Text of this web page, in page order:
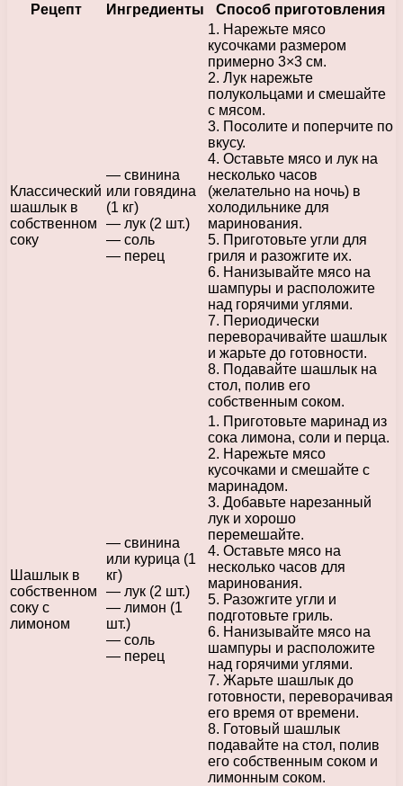
Рецепт Ингредиенты Способ приготовления
Классический
шашлык в
собственном
соку
— свинина
или говядина
(1 кг)
— лук (2 шт.)
— соль
— перец
1. Нарежьте мясо
кусочками размером
примерно 3×3 см.
2. Лук нарежьте
полукольцами и смешайте
с мясом.
3. Посолите и поперчите по
вкусу.
4. Оставьте мясо и лук на
несколько часов
(желательно на ночь) в
холодильнике для
маринования.
5. Приготовьте угли для
гриля и разожгите их.
6. Нанизывайте мясо на
шампуры и расположите
над горячими углями.
7. Периодически
переворачивайте шашлык
и жарьте до готовности.
8. Подавайте шашлык на
стол, полив его
собственным соком.
Шашлык в
собственном
соку с
лимоном
— свинина
или курица (1
кг)
— лук (2 шт.)
— лимон (1
шт.)
— соль
— перец
1. Приготовьте маринад из
сока лимона, соли и перца.
2. Нарежьте мясо
кусочками и смешайте с
маринадом.
3. Добавьте нарезанный
лук и хорошо
перемешайте.
4. Оставьте мясо на
несколько часов для
маринования.
5. Разожгите угли и
подготовьте гриль.
6. Нанизывайте мясо на
шампуры и расположите
над горячими углями.
7. Жарьте шашлык до
готовности, переворачивая
его время от времени.
8. Готовый шашлык
подавайте на стол, полив
его собственным соком и
лимонным соком.